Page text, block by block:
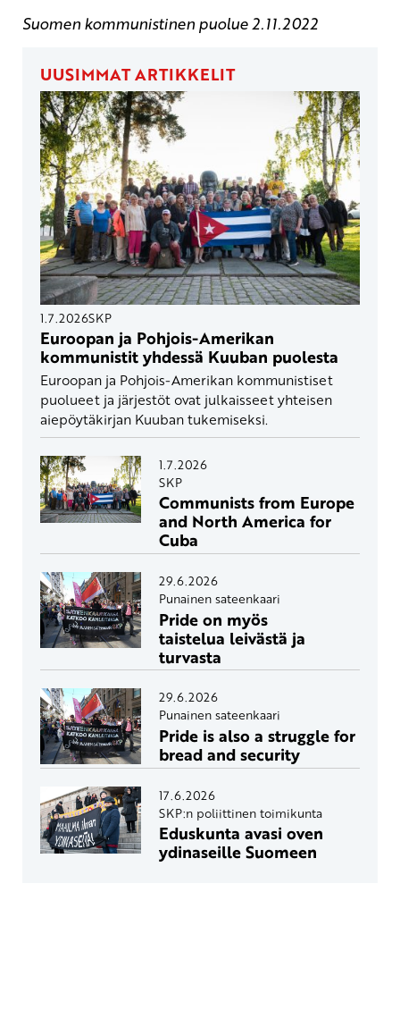
Suomen kommunistinen puolue 2.11.2022
UUSIMMAT ARTIKKELIT
1.7.2026SKP
Euroopan ja Pohjois-Amerikan
kommunistit yhdessä Kuuban puolesta
Euroopan ja Pohjois-Amerikan kommunistiset
puolueet ja järjestöt ovat julkaisseet yhteisen
aiepöytäkirjan Kuuban tukemiseksi.
1.7.2026
SKP
Communists from Europe
and North America for
Cuba
29.6.2026
Punainen sateenkaari
Pride on myös
taistelua leivästä ja
turvasta
29.6.2026
Punainen sateenkaari
Pride is also a struggle for
bread and security
17.6.2026
SKP:n poliittinen toimikunta
Eduskunta avasi oven
ydinaseille Suomeen